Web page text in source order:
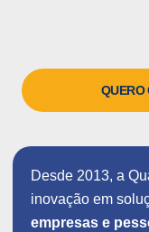
QUERO
Desde 2013, a
inovação em
empresas e